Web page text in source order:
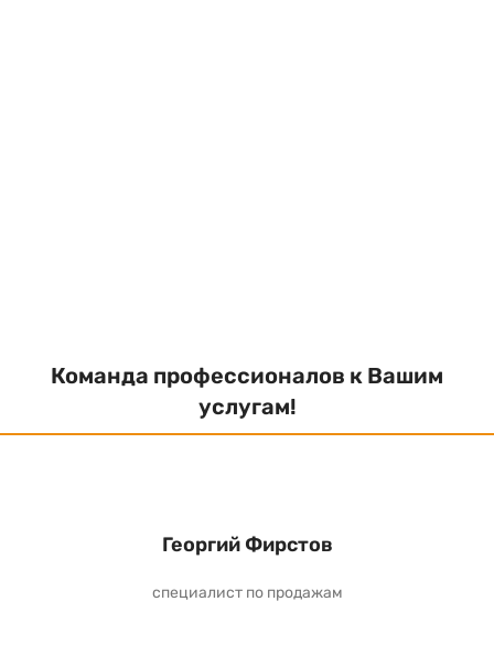
Команда профессионалов к Вашим
услугам!
Георгий Фирстов
специалист по продажам